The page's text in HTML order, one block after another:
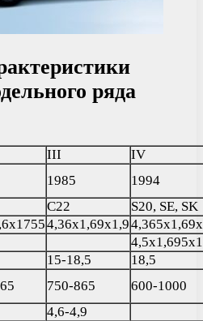
ряда
III
IV
1985
1994
С22
S20, SE, SK
4,36х1,69х1,9
15-18,5
18,5
750-865
600-1000
4,6-4,9